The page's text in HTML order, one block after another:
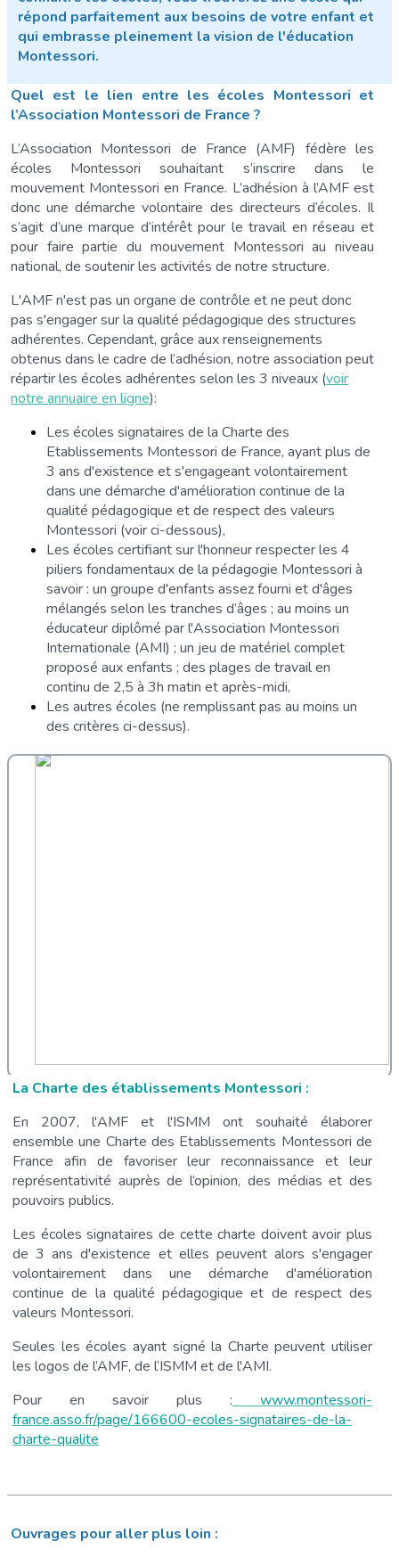
répond parfaitement aux besoins de votre enfant et
qui embrasse pleinement la vision de l'éducation
Montessori.
Quel est le lien entre les écoles Montessori et
l’Association Montessori de France ?
L’Association Montessori de France (AMF) fédère les
écoles Montessori souhaitant s’inscrire dans le
mouvement Montessori en France. L’adhésion à l’AMF est
donc une démarche volontaire des directeurs d’écoles. Il
s’agit d’une marque d’intérêt pour le travail en réseau et
pour faire partie du mouvement Montessori au niveau
national, de soutenir les activités de notre structure.
L'AMF n'est pas un organe de contrôle et ne peut donc
pas s'engager sur la qualité pédagogique des structures
adhérentes. Cependant, grâce aux renseignements
obtenus dans le cadre de l’adhésion, notre association peut
répartir les écoles adhérentes selon les 3 niveaux (voir
notre annuaire en ligne):
Les écoles signataires de la Charte des
Etablissements Montessori de France, ayant plus de
3 ans d'existence et s'engageant volontairement
dans une démarche d'amélioration continue de la
qualité pédagogique et de respect des valeurs
Montessori (voir ci-dessous),
Les écoles certifiant sur l'honneur respecter les 4
piliers fondamentaux de la pédagogie Montessori à
savoir : un groupe d'enfants assez fourni et d'âges
mélangés selon les tranches d’âges ; au moins un
éducateur diplômé par l'Association Montessori
Internationale (AMI) ; un jeu de matériel complet
proposé aux enfants ; des plages de travail en
continu de 2,5 à 3h matin et après-midi,
Les autres écoles (ne remplissant pas au moins un
des critères ci-dessus).
La Charte des établissements Montessori :
En 2007, l'AMF et l'ISMM ont souhaité élaborer
ensemble une Charte des Etablissements Montessori de
France afin de favoriser leur reconnaissance et leur
représentativité auprès de l’opinion, des médias et des
pouvoirs publics.
Les écoles signataires de cette charte doivent avoir plus
de 3 ans d'existence et elles peuvent alors s'engager
volontairement dans une démarche d'amélioration
continue de la qualité pédagogique et de respect des
valeurs Montessori.
Seules les écoles ayant signé la Charte peuvent utiliser
les logos de l’AMF, de l’ISMM et de l'AMI.
Pour en savoir plus :
www.montessori-
france.asso.fr/page/166600-ecoles-signataires-de-la-
charte-qualite
Ouvrages pour aller plus loin :